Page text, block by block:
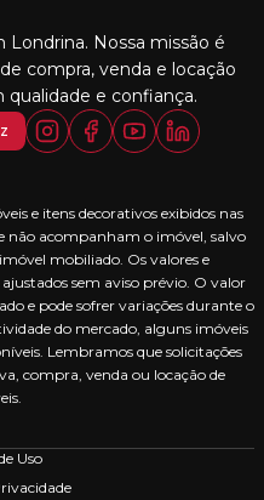
Nossa missão é
compra, venda e locação
qualidade e confiança.
e itens decorativos exibidos nas
não acompanham o imóvel, salvo
mobiliado. Os valores e
sem aviso prévio. O valor
e pode sofrer variações durante o
do mercado, alguns imóveis
Lembramos que solicitações
compra, venda ou locação de
Uso